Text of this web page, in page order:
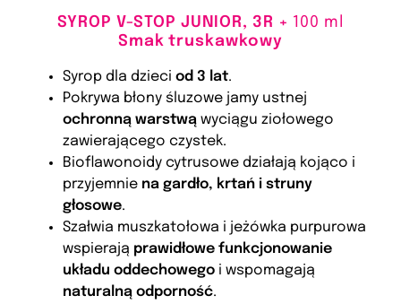
SYROP V-STOP JUNIOR, 3R + 100 ml
Smak truskawkowy
Syrop dla dzieciod 3 lat.
Pokrywa błony śluzowe jamy ustnej
ochronną warstwą wyciągu ziołowego
zawierającego czystek.
Bioflawonoidy cytrusowe działają kojąco i
przyjemnie na gardło, krtań i struny
głosowe.
Szałwia muszkatołowa i jeżówka purpurowa
wspierają prawidłowe funkcjonowanie
układu oddechowego i wspomagają
naturalną odporność.